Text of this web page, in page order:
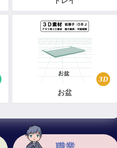
3D
お盆